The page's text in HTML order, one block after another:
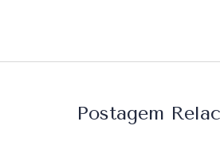
Postagem